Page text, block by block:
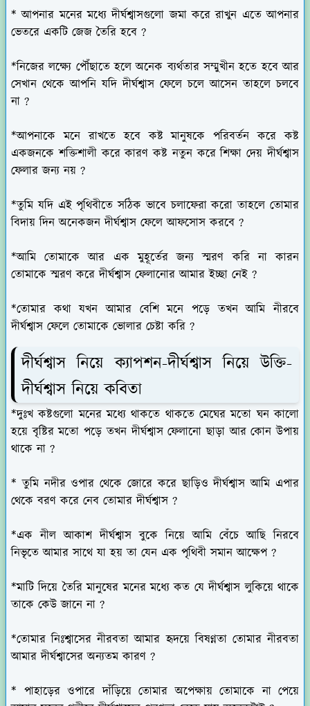
* আপনার মনের মধ্যে দীর্ঘশ্বাসগুলো জমা করে রাখুন এতে আপনার
ভেতরে একটি জেজ তৈরি হবে ?
*নিজের লক্ষ্যে পৌঁছাতে হলে অনেক ব্যর্থতার সম্মুখীন হতে হবে আর
সেখান থেকে আপনি যদি দীর্ঘশ্বাস ফেলে চলে আসেন তাহলে চলবে
না ?
*আপনাকে মনে রাখতে হবে কষ্ট মানুষকে পরিবর্তন করে কষ্ট
একজনকে শক্তিশালী করে কারণ কষ্ট নতুন করে শিক্ষা দেয় দীর্ঘশ্বাস
ফেলার জন্য নয় ?
*তুমি যদি এই পৃথিবীতে সঠিক ভাবে চলাফেরা করো তাহলে তোমার
বিদায় দিন অনেকজন দীর্ঘশ্বাস ফেলে আফসোস করবে ?
*আমি তোমাকে আর এক মুহূর্তের জন্য স্মরণ করি না কারন
তোমাকে স্মরণ করে দীর্ঘশ্বাস ফেলানোর আমার ইচ্ছা নেই ?
*তোমার কথা যখন আমার বেশি মনে পড়ে তখন আমি নীরবে
দীর্ঘশ্বাস ফেলে তোমাকে ভোলার চেষ্টা করি ?
দীর্ঘশ্বাস নিয়ে ক্যাপশন-দীর্ঘশ্বাস নিয়ে উক্তি-
দীর্ঘশ্বাস নিয়ে কবিতা
*দুঃখ কষ্টগুলো মনের মধ্যে থাকতে থাকতে মেঘের মতো ঘন কালো
হয়ে বৃষ্টির মতো পড়ে তখন দীর্ঘশ্বাস ফেলানো ছাড়া আর কোন উপায়
থাকে না ?
* তুমি নদীর ওপার থেকে জোরে করে ছাড়িও দীর্ঘশ্বাস আমি এপার
থেকে বরণ করে নেব তোমার দীর্ঘশ্বাস ?
*এক নীল আকাশ দীর্ঘশ্বাস বুকে নিয়ে আমি বেঁচে আছি নিরবে
নিভৃতে আমার সাথে যা হয় তা যেন এক পৃথিবী সমান আক্ষেপ ?
*মাটি দিয়ে তৈরি মানুষের মনের মধ্যে কত যে দীর্ঘশ্বাস লুকিয়ে থাকে
তাকে কেউ জানে না ?
*তোমার নিঃশ্বাসের নীরবতা আমার হৃদয়ে বিষণ্নতা তোমার নীরবতা
আমার দীর্ঘশ্বাসের অন্যতম কারণ ?
* পাহাড়ের ওপারে দাঁড়িয়ে তোমার অপেক্ষায় তোমাকে না পেয়ে